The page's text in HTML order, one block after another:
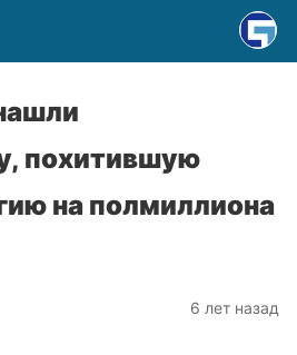
похитившую
на полмиллиона
6 лет назад